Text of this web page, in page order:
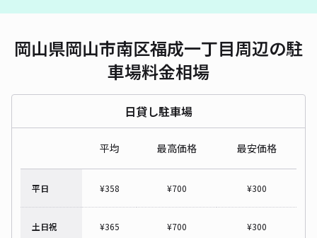
岡山県岡山市南区福成一丁目周辺の駐
車場料金相場
日貸し駐車場
平均 最高価格 最安価格
平日 ¥358 ¥700 ¥300
土日祝 ¥365 ¥700 ¥300